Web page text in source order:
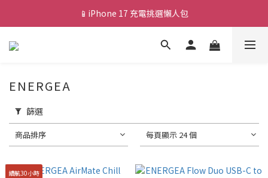
💰新會員送 $88 購物金
📱iPhone 17 充電挑選懶人包
🎟️ 去領優惠券 ▶▶
ENERGEA
篩選
商品排序 每頁顯示 24 個
續航30小時